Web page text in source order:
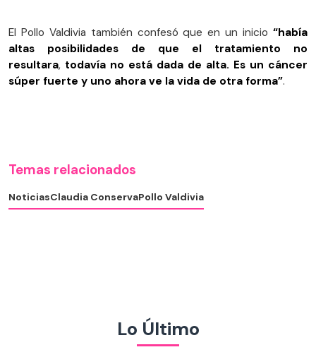
El Pollo Valdivia también confesó que en un inicio “había
altas posibilidades de que el tratamiento no
resultara, todavía no está dada de alta. Es un cáncer
súper fuerte y uno ahora ve la vida de otra forma”.
Temas relacionados
NoticiasClaudia ConservaPollo Valdivia
Lo Último